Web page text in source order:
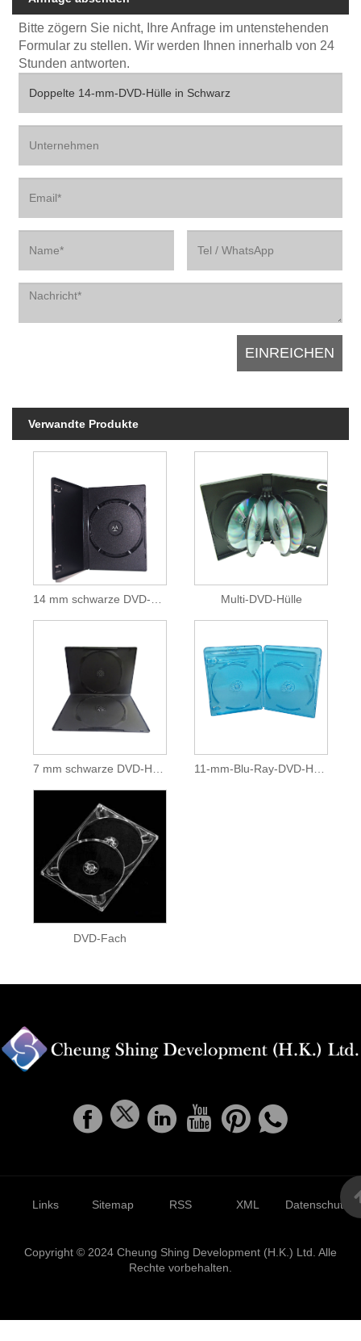
Bitte zögern Sie nicht, Ihre Anfrage im untenstehenden
Formular zu stellen. Wir werden Ihnen innerhalb von 24
Stunden antworten.
Verwandte Produkte
Multi-DVD-Hülle
DVD-Fach
Links Sitemap RSS XML
Copyright © 2024 Cheung Shing Development (H.K.) Ltd. Alle
Rechte vorbehalten.